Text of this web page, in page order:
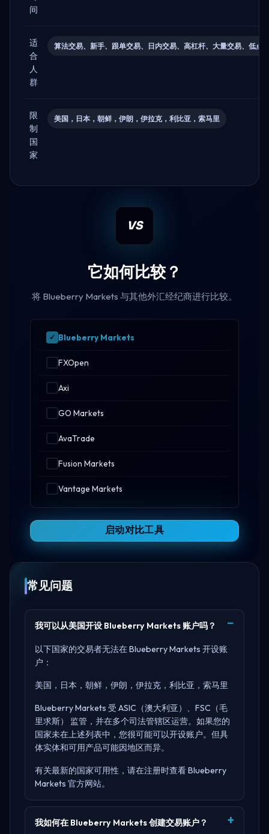
间
适
合
人
群
算法交易、新手、跟单交易、日内交易、高杠杆、大量交易、低
限
制
国
家
美国，日本，朝鲜，伊朗，伊拉克，利比亚，索马里
VS
它如何比较？
将 Blueberry Markets 与其他外汇经纪商进行比较。
Blueberry Markets
FXOpen
Axi
GO Markets
AvaTrade
Fusion Markets
Vantage Markets
启动对比工具
常见问题
我可以从美国开设 Blueberry Markets 账户吗？
以下国家的交易者无法在 Blueberry Markets 开设账
户：
美国，日本，朝鲜，伊朗，伊拉克，利比亚，索马里
Blueberry Markets 受 ASIC（澳大利亚）、FSC（毛
里求斯）
监管，并在多个司法管辖区运营。如果您的
国家未在上述列表中，您很可能可以开设账户。但具
体实体和可用产品可能因地区而异。
有关最新的国家可用性，请在注册时查看Blueberry
Markets 官方网站。
我如何在 Blueberry Markets 创建交易账户？